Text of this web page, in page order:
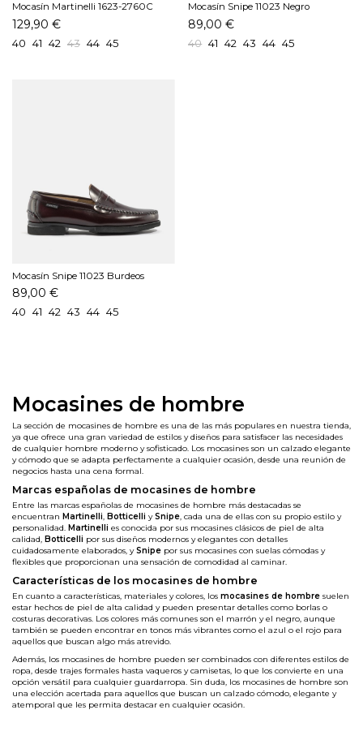
Mocasín Martinelli 1623-2760C
Cuero
129,90 €
40 41 42 43 44 45
Mocasín Snipe 11023 Negro
89,00 €
40 41 42 43 44 45
Mocasín Snipe 11023 Burdeos
89,00 €
40 41 42 43 44 45
Mocasines de hombre
La sección de mocasines de hombre es una de las más populares en nuestra tienda,
ya que ofrece una gran variedad de estilos y diseños para satisfacer las necesidades
de cualquier hombre moderno y sofisticado. Los mocasines son un calzado elegante
y cómodo que se adapta perfectamente a cualquier ocasión, desde una reunión de
negocios hasta una cena formal.
Marcas españolas de mocasines de hombre
Entre las marcas españolas de mocasines de hombre más destacadas se
encuentran Martinelli, Botticelli ySnipe, cada una de ellas con su propio estilo y
personalidad. Martinelli es conocida por sus mocasines clásicos de piel de alta
calidad, Botticelli por sus diseños modernos y elegantes con detalles
cuidadosamente elaborados, ySnipe por sus mocasines con suelas cómodas y
flexibles que proporcionan una sensación de comodidad al caminar.
Características de los mocasines de hombre
En cuanto a características, materiales y colores, los mocasines de hombre suelen
estar hechos de piel de alta calidad y pueden presentar detalles como borlas o
costuras decorativas. Los colores más comunes son el marrón y el negro, aunque
también se pueden encontrar en tonos más vibrantes como el azul o el rojo para
aquellos que buscan algo más atrevido.
Además, los mocasines de hombre pueden ser combinados con diferentes estilos de
ropa, desde trajes formales hasta vaqueros y camisetas, lo que los convierte en una
opción versátil para cualquier guardarropa. Sin duda, los mocasines de hombre son
una elección acertada para aquellos que buscan un calzado cómodo, elegante y
atemporal que les permita destacar en cualquier ocasión.